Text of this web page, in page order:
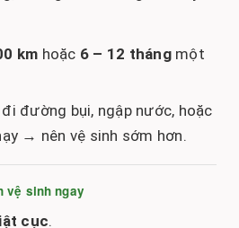
km hoặc 6 – 12 thángmột
đường bụi, ngập nước, hoặc
→ nên vệ sinh sớm hơn.
vệ sinh ngay
cục.